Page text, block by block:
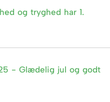
og tryghed har 1.
- Glædelig jul og godt